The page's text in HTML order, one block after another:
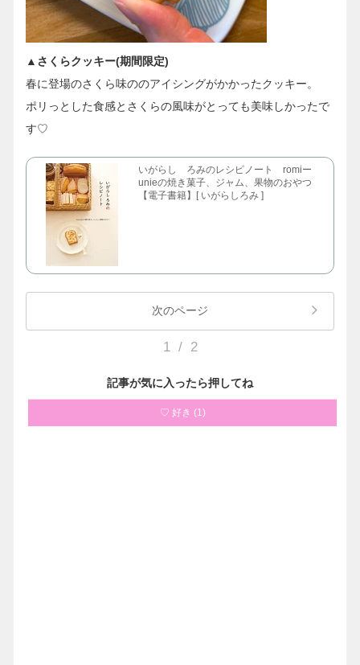
▲さくらクッキー(期間限定)
春に登場のさくら味ののアイシングがかかったクッキー。
ポリっとした食感とさくらの風味がとっても美味しかったで
す♡
いがらし ろみのレシピノート romiー
unieの焼き菓子、ジャム、果物のおやつ
【電子書籍】[ いがらしろみ ]
次のページ
1 / 2
記事が気に入ったら押してね
♡ 好き (1)